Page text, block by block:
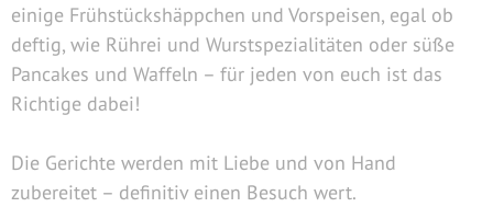
einige Frühstückshäppchen und Vorspeisen, egal ob
deftig, wie Rührei und Wurstspezialitäten oder süße
Pancakes und Waffeln – für jeden von euch ist das
Richtige dabei!
Die Gerichte werden mit Liebe und von Hand
zubereitet – definitiv einen Besuch wert.